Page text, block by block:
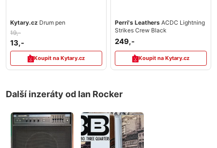
Kytary.cz Drum pen
19,-
13,-
Koupit na Kytary.cz
Perri's Leathers ACDC Lightning
Strikes Crew Black
249,-
Koupit na Kytary.cz
Další inzeráty od Ian Rocker